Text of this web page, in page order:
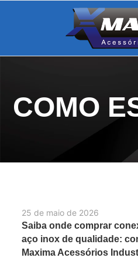
COMO
25 de maio de 2026
Saiba onde comprar
aço inox de qualidade:
Maxima Acessórios